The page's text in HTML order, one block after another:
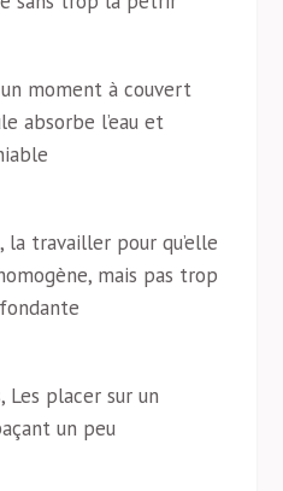
moment à couvert
absorbe l’eau et
la travailler pour qu’elle
mais pas trop
Les placer sur un
un peu